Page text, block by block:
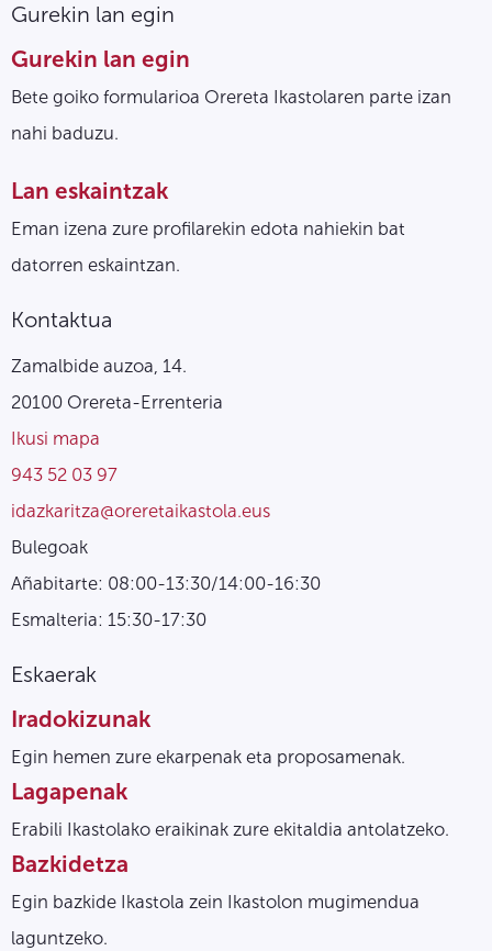
Gurekin lan egin
Gurekin lan egin
Bete goiko formularioa Orereta Ikastolaren parte izan
nahi baduzu.
Lan eskaintzak
Eman izena zure profilarekin edota nahiekin bat
datorren eskaintzan.
Kontaktua
Zamalbide auzoa, 14.
20100 Orereta-Errenteria
Ikusi mapa
943 52 03 97
idazkaritza@oreretaikastola.eus
Bulegoak
Añabitarte: 08:00-13:30/14:00-16:30
Esmalteria: 15:30-17:30
Eskaerak
Iradokizunak
Egin hemen zure ekarpenak eta proposamenak.
Lagapenak
Erabili Ikastolako eraikinak zure ekitaldia antolatzeko.
Bazkidetza
Egin bazkide Ikastola zein Ikastolon mugimendua
laguntzeko.